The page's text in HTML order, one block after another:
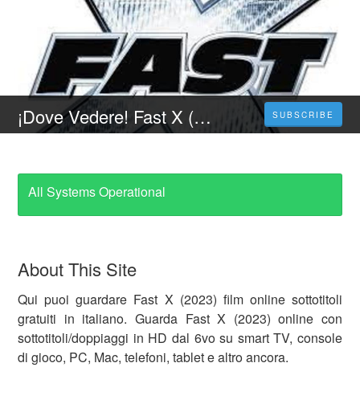
¡Dove Vedere! Fast X (2023) Streaming Ita Film Senza Limiti SUBSCRIBE
All Systems Operational
About This Site
Qui puoi guardare Fast X (2023) film online sottotitoli
gratuiti in italiano. Guarda Fast X (2023) online con
sottotitoli/doppiaggi in HD dal 6vo su smart TV, console
di gioco, PC, Mac, telefoni, tablet e altro ancora.